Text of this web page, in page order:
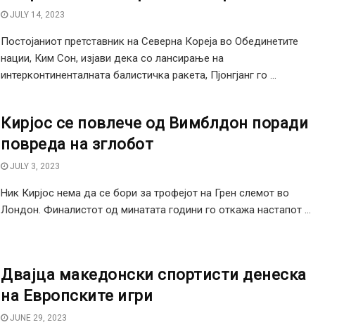
JULY 14, 2023
Постојаниот претставник на Северна Кореја во Обединетите
нации, Ким Сон, изјави дека со лансирање на
интерконтиненталната балистичка ракета, Пјонгјанг го ...
Кирјос се повлече од Вимблдон поради
повреда на зглобот
JULY 3, 2023
Ник Кирјос нема да се бори за трофејот на Грен слемот во
Лондон. Финалистот од минатата години го откажа настапот ...
Двајца македонски спортисти денеска
на Европските игри
JUNE 29, 2023